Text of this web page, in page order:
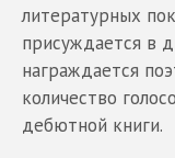
литературных
присуждается в
награждается
количество
дебютной книги.